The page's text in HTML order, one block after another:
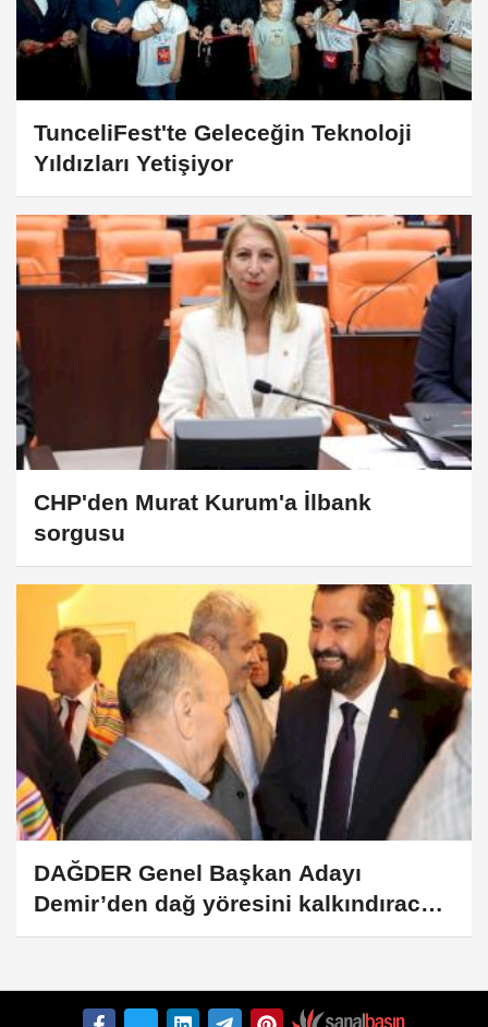
TunceliFest'te Geleceğin Teknoloji
Yıldızları Yetişiyor
CHP'den Murat Kurum'a İlbank
sorgusu
DAĞDER Genel Başkan Adayı
Demir’den dağ yöresini kalkındıracak
proje vaatleri!